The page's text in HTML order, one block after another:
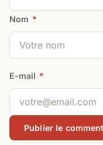
Nom *
E-mail *